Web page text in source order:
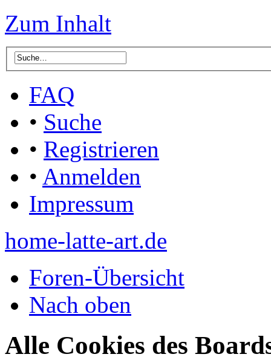
Zum Inhalt
FAQ
• Suche
• Registrieren
• Anmelden
Impressum
home-latte-art.de
Foren-Übersicht
Nach oben
Alle Cookies des